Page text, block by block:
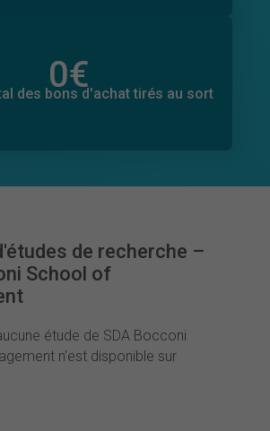
0€
des bons d'achat tirés au sort
0€
total des dons promis
de recherche –
School of
étude de SDA Bocconi
n'est disponible sur